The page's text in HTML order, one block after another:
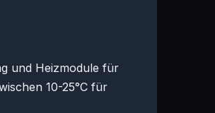
und Heizmodule für
10-25°C für